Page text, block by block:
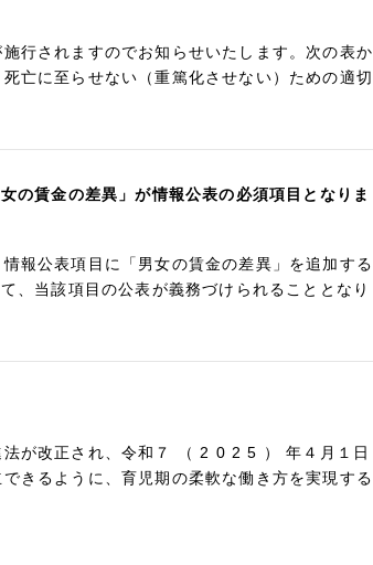
行されますのでお知らせいたします。次の表か
亡に至らせない（重篤化させない）ための適切
の賃金の差異」が情報公表の必須項目となりま
報公表項目に「男女の賃金の差異」を追加する
、当該項目の公表が義務づけられることとなり
が改正され、令和７ （ 2 0 2 5 ） 年４月１日
きるように、育児期の柔軟な働き方を実現する